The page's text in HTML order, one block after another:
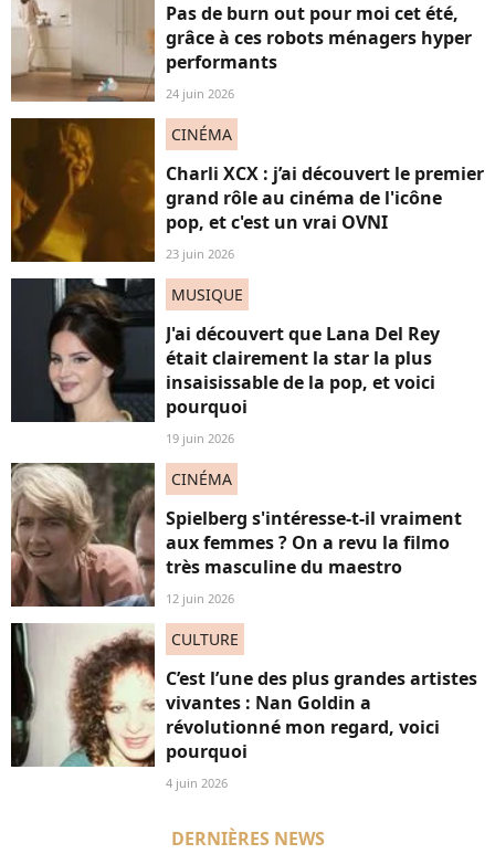
Pas de burn out pour moi cet été,
grâce à ces robots ménagers hyper
performants
24 juin 2026
CINÉMA
Charli XCX : j’ai découvert le premier
grand rôle au cinéma de l'icône
pop, et c'est un vrai OVNI
23 juin 2026
MUSIQUE
J'ai découvert que Lana Del Rey
était clairement la star la plus
insaisissable de la pop, et voici
pourquoi
19 juin 2026
CINÉMA
Spielberg s'intéresse-t-il vraiment
aux femmes ? On a revu la filmo
très masculine du maestro
12 juin 2026
CULTURE
C’est l’une des plus grandes artistes
vivantes : Nan Goldin a
révolutionné mon regard, voici
pourquoi
4 juin 2026
DERNIÈRES NEWS